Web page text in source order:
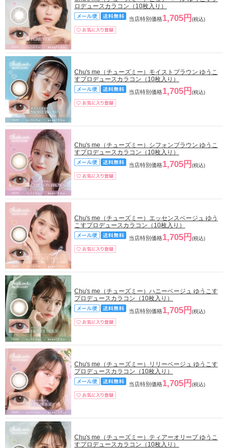
ロデュースカラコン（10枚入り）
当店特別価格1,705円 (税込)
Chu's me（チューズミー）モイストブラウン ゆうこ
すプロデュースカラコン（10枚入り）
当店特別価格1,705円 (税込)
Chu's me（チューズミー）シフォンブラウン ゆうこ
すプロデュースカラコン（10枚入り）
当店特別価格1,705円 (税込)
Chu's me（チューズミー）エッセンスベージュ ゆう
こすプロデュースカラコン（10枚入り）
当店特別価格1,705円 (税込)
Chu's me（チューズミー）ハニーベージュ ゆうこす
プロデュースカラコン（10枚入り）
当店特別価格1,705円 (税込)
Chu's me（チューズミー）リリーベージュ ゆうこす
プロデュースカラコン（10枚入り）
当店特別価格1,705円 (税込)
Chu's me（チューズミー）ティアーオリーブ ゆうこ
すプロデュースカラコン（10枚入り）